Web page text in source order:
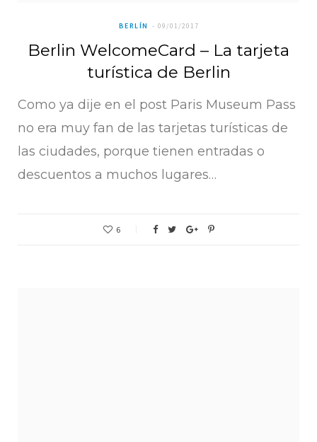
BERLÍN 09/01/2017
Berlin WelcomeCard – La tarjeta
turística de Berlin
Como ya dije en el post Paris Museum Pass
no era muy fan de las tarjetas turísticas de
las ciudades, porque tienen entradas o
descuentos a muchos lugares…
6